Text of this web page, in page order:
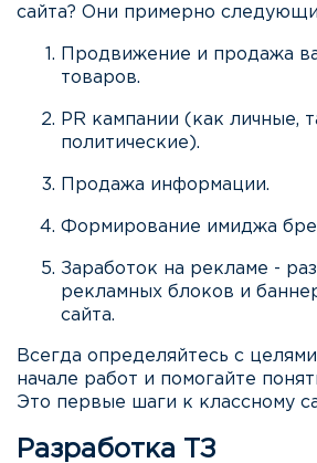
сайта? Они примерно
Продвижение и продажа
товаров.
PR кампании (как личные,
политические).
Продажа информации.
Формирование имиджа
Заработок на рекламе -
рекламных блоков и
сайта.
Всегда определяйтесь с
начале работ и помогайте
Это первые шаги к классному
Разработка ТЗ